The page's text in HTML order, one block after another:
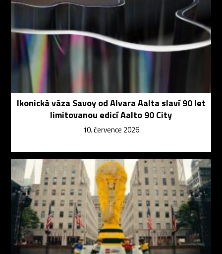
Ikonická váza Savoy od Alvara Aalta slaví 90 let
limitovanou edicí Aalto 90 City
10. července 2026